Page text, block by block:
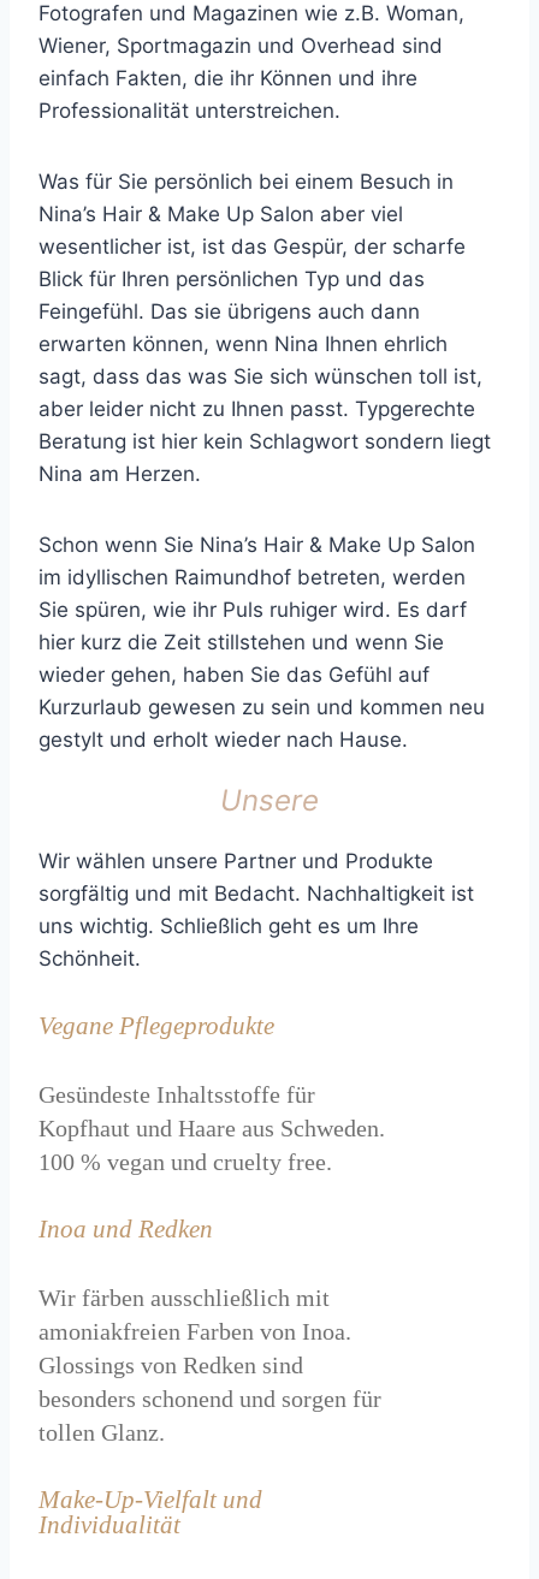
Fotografen und Magazinen wie z.B. Woman,
Wiener, Sportmagazin und Overhead sind
einfach Fakten, die ihr Können und ihre
Professionalität unterstreichen.
Was für Sie persönlich bei einem Besuch in
Nina’s Hair & Make Up Salon aber viel
wesentlicher ist, ist das Gespür, der scharfe
Blick für Ihren persönlichen Typ und das
Feingefühl. Das sie übrigens auch dann
erwarten können, wenn Nina Ihnen ehrlich
sagt, dass das was Sie sich wünschen toll ist,
aber leider nicht zu Ihnen passt. Typgerechte
Beratung ist hier kein Schlagwort sondern liegt
Nina am Herzen.
Schon wenn Sie Nina’s Hair & Make Up Salon
im idyllischen Raimundhof betreten, werden
Sie spüren, wie ihr Puls ruhiger wird. Es darf
hier kurz die Zeit stillstehen und wenn Sie
wieder gehen, haben Sie das Gefühl auf
Kurzurlaub gewesen zu sein und kommen neu
gestylt und erholt wieder nach Hause.
Unsere
Wir wählen unsere Partner und Produkte
sorgfältig und mit Bedacht. Nachhaltigkeit ist
uns wichtig. Schließlich geht es um Ihre
Schönheit.
Vegane Pflegeprodukte
Gesündeste Inhaltsstoffe für
Kopfhaut und Haare aus Schweden.
100 % vegan und cruelty free.
Inoa und Redken
Wir färben ausschließlich mit
amoniakfreien Farben von Inoa.
Glossings von Redken sind
besonders schonend und sorgen für
tollen Glanz.
Make-Up-Vielfalt und
Individualität